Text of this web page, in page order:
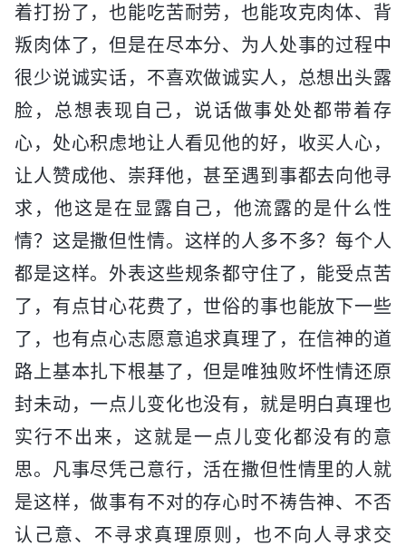
着打扮了，也能吃苦耐劳，也能攻克肉体、背
叛肉体了，但是在尽本分、为人处事的过程中
很少说诚实话，不喜欢做诚实人，总想出头露
脸，总想表现自己，说话做事处处都带着存
心，处心积虑地让人看见他的好，收买人心，
让人赞成他、崇拜他，甚至遇到事都去向他寻
求，他这是在显露自己，他流露的是什么性
情？这是撒但性情。这样的人多不多？每个人
都是这样。外表这些规条都守住了，能受点苦
了，有点甘心花费了，世俗的事也能放下一些
了，也有点心志愿意追求真理了，在信神的道
路上基本扎下根基了，但是唯独败坏性情还原
封未动，一点儿变化也没有，就是明白真理也
实行不出来，这就是一点儿变化都没有的意
思。凡事尽凭己意行，活在撒但性情里的人就
是这样，做事有不对的存心时不祷告神、不否
认己意、不寻求真理原则，也不向人寻求交